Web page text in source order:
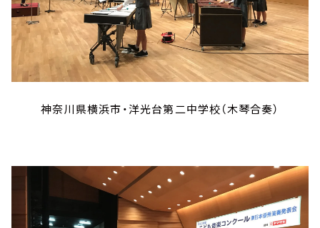
神奈川県横浜市・洋光台第二中学校（木琴合奏）